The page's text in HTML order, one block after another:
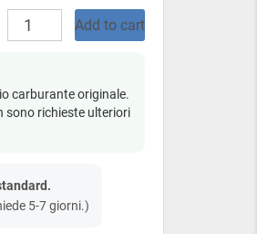
Serbatoio
carburante
–
Mercedes-
Benz
and
B-
Add to cart
carburante originale.
sono richieste ulteriori
5-7 giorni.)